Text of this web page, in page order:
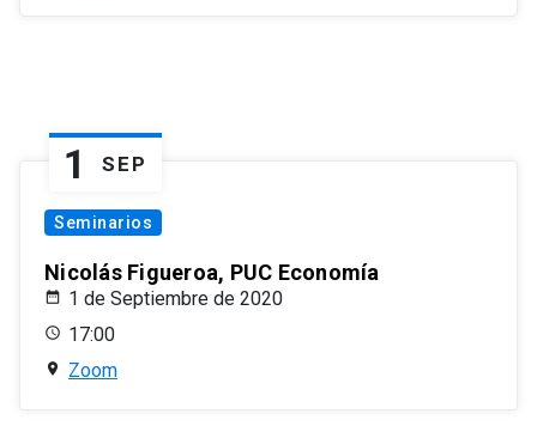
1 SEP
Seminarios
Nicolás Figueroa, PUC Economía
1 de Septiembre de 2020
17:00
Zoom